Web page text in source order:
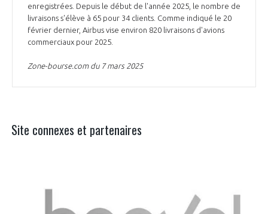
enregistrées. Depuis le début de l'année 2025, le nombre de
livraisons s'élève à 65 pour 34 clients. Comme indiqué le 20
février dernier, Airbus vise environ 820 livraisons d'avions
commerciaux pour 2025.
Zone-bourse.com du 7 mars 2025
Site connexes et partenaires